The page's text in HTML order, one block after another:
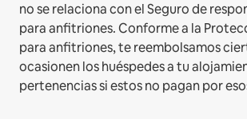
no se relaciona con el Seguro de
para anfitriones. Conforme a la
para anfitriones, te reembolsamos
ocasionen los huéspedes a tu
pertenencias si estos no pagan por